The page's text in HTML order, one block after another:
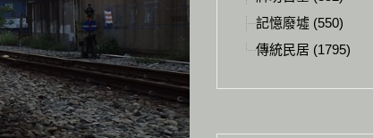
記憶廢墟 (550)
傳統民居 (1795)